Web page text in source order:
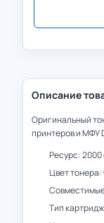
Описание
Оригинальный
принтеров и МФУ
Ресурс: 2000
Цвет
Тип